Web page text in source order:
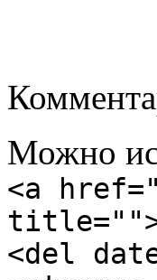
Можно
<a
title="">
<del